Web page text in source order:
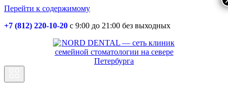
Перейти к содержимому
+7 (812) 220-10-20 с 9:00 до 21:00 без выходных
Основная
навигация